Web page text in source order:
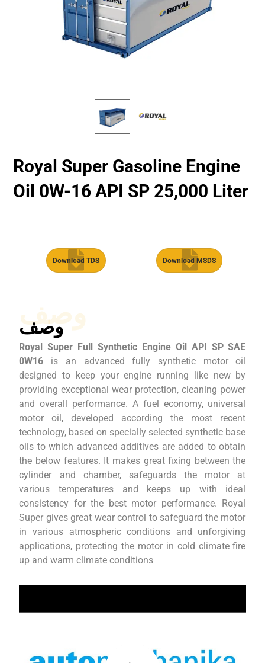
Royal Super Gasoline Engine
Oil 0W-16 API SP 25,000 Liter
Download TDS Download MSDS
وصف
وصف
Royal Super Full Synthetic Engine Oil API SP SAE
0W16 is an advanced fully synthetic motor oil
designed to keep your engine running like new by
providing exceptional wear protection, cleaning power
and overall performance. A fuel economy, universal
motor oil, developed according the most recent
technology, based on specially selected synthetic base
oils to which advanced additives are added to obtain
the below features. It makes great fixing between the
cylinder and chamber, safeguards the motor at
various temperatures and keeps up with ideal
consistency for the best motor performance. Royal
Super gives great wear control to safeguard the motor
in various atmospheric conditions and unforgiving
applications, protecting the motor in cold climate fire
up and warm climate conditions